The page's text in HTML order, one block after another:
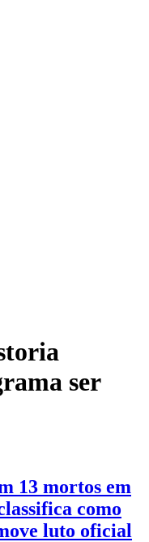
ser
13 mortos em
como
luto oficial